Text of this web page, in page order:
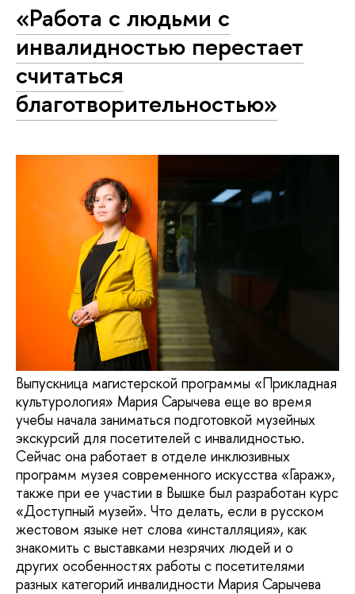
«Работа с людьми с
инвалидностью перестает
считаться
благотворительностью»
Выпускница магистерской программы «Прикладная
культурология» Мария Сарычева еще во время
учебы начала заниматься подготовкой музейных
экскурсий для посетителей с инвалидностью.
Сейчас она работает в отделе инклюзивных
программ музея современного искусства «Гараж»,
также при ее участии в Вышке был разработан курс
«Доступный музей». Что делать, если в русском
жестовом языке нет слова «инсталляция», как
знакомить с выставками незрячих людей и о
других особенностях работы с посетителями
разных категорий инвалидности Мария Сарычева